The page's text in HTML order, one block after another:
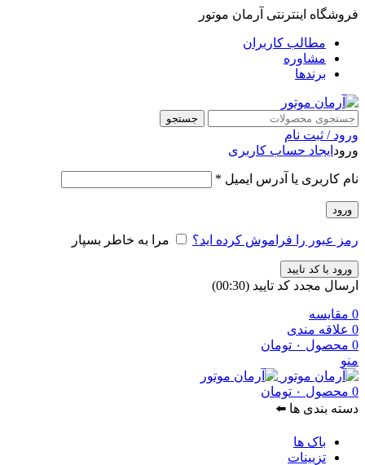
فروشگاه اینترنتی آرمان موتور
مطالب کاربران
مشاوره
برندها
جستجو
ورود / ثبت نام
ورود ایجاد حساب کاربری
نام کاربری یا آدرس ایمیل *
ورود
رمز عبور را فراموش کرده اید؟ مرا به خاطر بسپار
ورود با کد تایید
ارسال مجدد کد تایید (00:
30
)
0 مقایسه
0 علاقه مندی
0 محصول ۰ تومان
منو
0 محصول ۰ تومان
دسته بندی ها ⬅️
باک ها
تزیینات